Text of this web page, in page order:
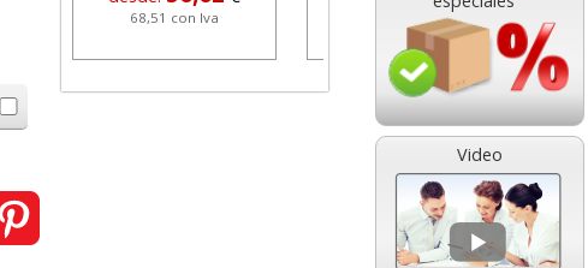
Video
68,51 con Iva 1,08 con Iva